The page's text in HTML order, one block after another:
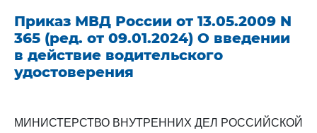
Приказ МВД России от 13.05.2009 N
365 (ред. от 09.01.2024) О введении
в действие водительского
удостоверения
МИНИСТЕРСТВО ВНУТРЕННИХ ДЕЛ РОССИЙСКОЙ